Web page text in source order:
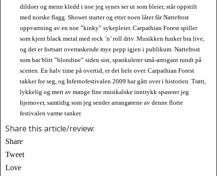
dildoer og menn kledd i noe jeg synes ser ut som bleier, står oppstilt
med norske flagg. Showet starter og etter noen låter får Nattefrost
oppvartning av en noe ”kinky” sykepleier. Carpathian Forest spiller
som kjent black metal med rock ’n’ roll driv. Musikken funker bra live,
og det er fortsatt overraskende mye pepp igjen i publikum. Nattefrost
som har blitt ”blondine” siden sist, spankulerer små-arrogant rundt på
scenen. En halv time på overtid, er det hele over. Carpathian Forest
takker for seg, og Infernofestivalen 2009 har gått over i historien. Trøtt,
lykkelig og mett av mange fine musikalske inntrykk spaserer jeg
hjemover, samtidig som jeg sender arrangørene av denne flotte
festivalen varme tanker.
Share this article/review:
Share
Tweet
Love